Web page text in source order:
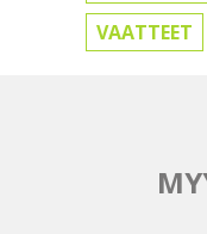
VAATTEET